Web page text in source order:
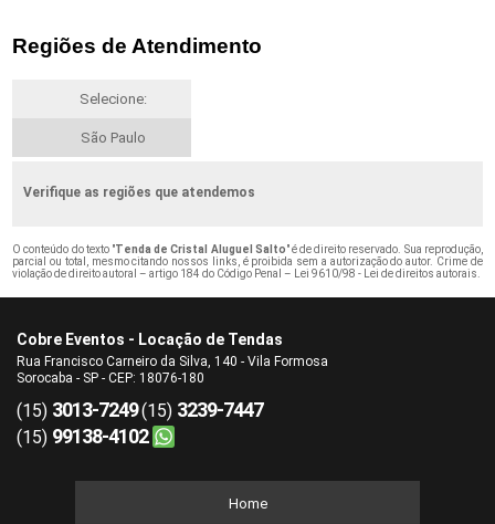
Regiões de Atendimento
Selecione:
São Paulo
Verifique as regiões que atendemos
O conteúdo do texto "Tenda de Cristal Aluguel Salto" é de direito reservado. Sua reprodução,
parcial ou total, mesmo citando nossos links, é proibida sem a autorização do autor. Crime de
violação de direito autoral – artigo 184 do Código Penal – Lei 9610/98 - Lei de direitos autorais.
Cobre Eventos - Locação de Tendas
Rua Francisco Carneiro da Silva, 140 - Vila Formosa
Sorocaba - SP - CEP: 18076-180
(15) 3013-7249(15) 3239-7447
(15) 99138-4102
Home